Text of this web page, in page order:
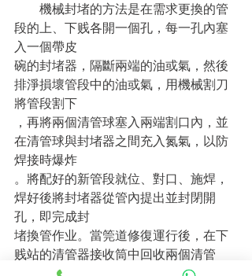
機械封堵的方法是在需求更換的管
段的上、下贱各開一個孔，每一孔內塞
入一個帶皮
碗的封堵器，隔斷兩端的油或氣，然後
排淨損壞管段中的油或氣，用機械割刀
將管段割下
，再將兩個清管球塞入兩端割口內，並
在清管球與封堵器之間充入氮氣，以防
焊接時爆炸
。將配好的新管段就位、對口、施焊，
焊好後將封堵器從管內提出並封閉開
孔，即完成封
堵換管作业。當筦道修復運行後，在下
贱站的清管器接收筒中回收兩個清管